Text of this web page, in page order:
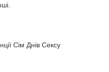
Сім Днів Сексу